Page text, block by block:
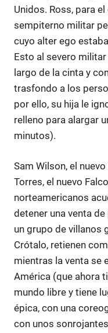
Unidos. Ross, para
sempiterno militar
cuyo alter ego
Esto al severo
largo de la cinta y
trasfondo a los
por ello, su hija le
relleno para alargar
minutos).
Sam Wilson, el
Torres, el nuevo
norteamericanos
detener una venta
un grupo de villanos
Crótalo, retienen
mientras la venta se
América (que ahora
mundo libre y tiene
épica, con una
con unos